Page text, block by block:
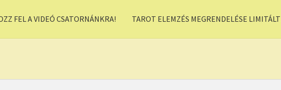
FEL A VIDEÓ CSATORNÁNKRA! TAROT ELEMZÉS MEGRENDELÉSE